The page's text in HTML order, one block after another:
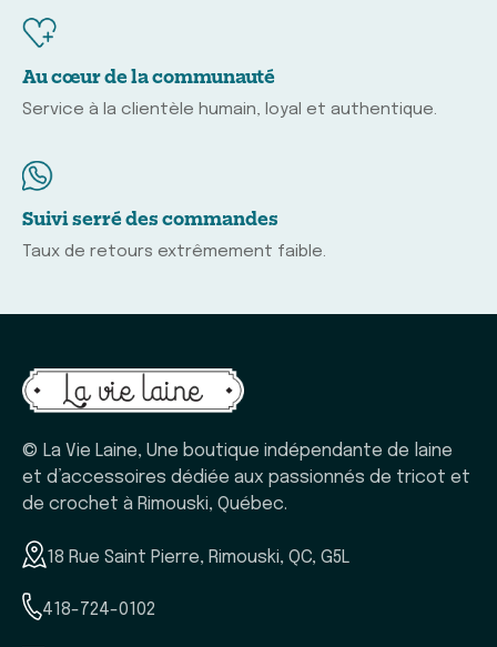
Au cœur de la communauté
Service à la clientèle humain, loyal et authentique.
Suivi serré des commandes
Taux de retours extrêmement faible.
© La Vie Laine, Une boutique indépendante de laine
et d’accessoires dédiée aux passionnés de tricot et
de crochet à Rimouski, Québec.
18 Rue Saint Pierre, Rimouski, QC, G5L
418-724-0102